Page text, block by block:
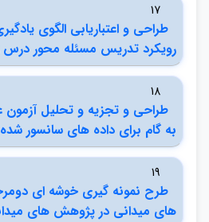
17
طراحي و اعتباريابي الگوي
رويكرد تدريس مسئله محور درس
18
طراحي و تجزيه و تحليل آزمون
به گام براي داده هاي سانسور شده
19
طرح نمونه گيري خوشه اي
هاي ميداني در پژوهش هاي